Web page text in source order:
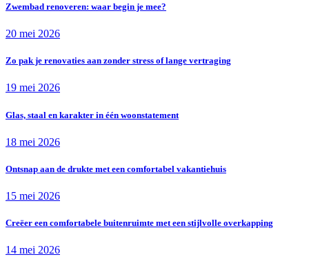
Zwembad renoveren: waar begin je mee?
20 mei 2026
Zo pak je renovaties aan zonder stress of lange vertraging
19 mei 2026
Glas, staal en karakter in één woonstatement
18 mei 2026
Ontsnap aan de drukte met een comfortabel vakantiehuis
15 mei 2026
Creëer een comfortabele buitenruimte met een stijlvolle overkapping
14 mei 2026